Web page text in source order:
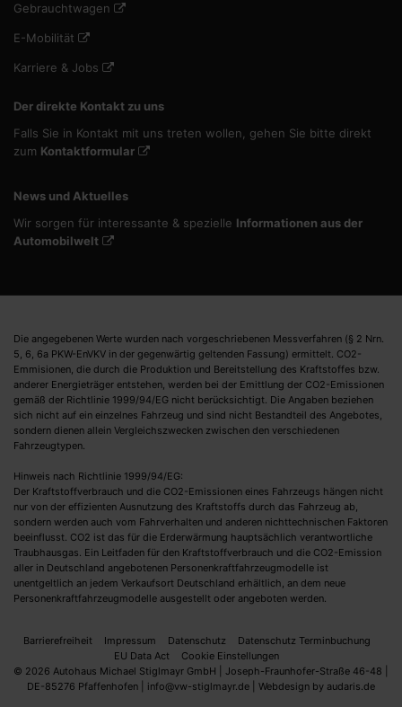
Gebrauchtwagen
E-Mobilität
Karriere & Jobs
Der direkte Kontakt zu uns
Falls Sie in Kontakt mit uns treten wollen, gehen Sie bitte direkt
zum Kontaktformular
News und Aktuelles
Wir sorgen für interessante & spezielle Informationen aus der
Automobilwelt
Die angegebenen Werte wurden nach vorgeschriebenen Messverfahren (§ 2 Nrn.
5, 6, 6a PKW-EnVKV in der gegenwärtig geltenden Fassung) ermittelt. CO2-
Emmisionen, die durch die Produktion und Bereitstellung des Kraftstoffes bzw.
anderer Energieträger entstehen, werden bei der Emittlung der CO2-Emissionen
gemäß der Richtlinie 1999/94/EG nicht berücksichtigt. Die Angaben beziehen
sich nicht auf ein einzelnes Fahrzeug und sind nicht Bestandteil des Angebotes,
sondern dienen allein Vergleichszwecken zwischen den verschiedenen
Fahrzeugtypen.
Hinweis nach Richtlinie 1999/94/EG:
Der Kraftstoffverbrauch und die CO2-Emissionen eines Fahrzeugs hängen nicht
nur von der effizienten Ausnutzung des Kraftstoffs durch das Fahrzeug ab,
sondern werden auch vom Fahrverhalten und anderen nichttechnischen Faktoren
beeinflusst. CO2 ist das für die Erderwärmung hauptsächlich verantwortliche
Traubhausgas. Ein Leitfaden für den Kraftstoffverbrauch und die CO2-Emission
aller in Deutschland angebotenen Personenkraftfahrzeugmodelle ist
unentgeltlich an jedem Verkaufsort Deutschland erhältlich, an dem neue
Personenkraftfahrzeugmodelle ausgestellt oder angeboten werden.
Barrierefreiheit Impressum Datenschutz
Datenschutz Terminbuchung
EU Data Act
Cookie Einstellungen
© 2026 Autohaus Michael Stiglmayr GmbH | Joseph-Fraunhofer-Straße 46-48 |
DE-85276 Pfaffenhofen | info@vw-stiglmayr.de | Webdesign by audaris.de